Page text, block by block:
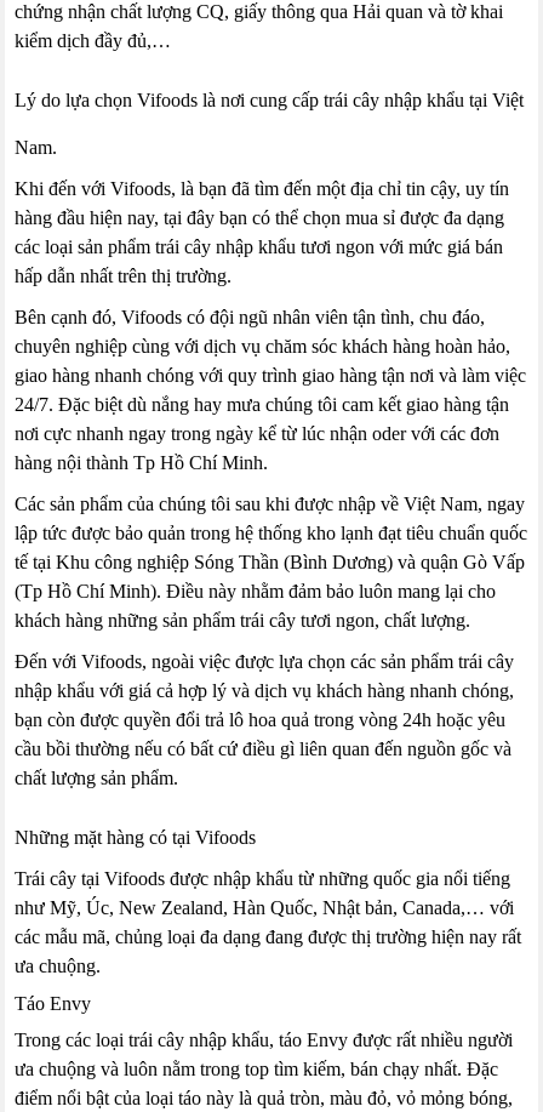
chứng nhận chất lượng CQ, giấy thông qua Hải quan và tờ khai
kiểm dịch đầy đủ,…
Lý do lựa chọn Vifoods là nơi cung cấp trái cây nhập khẩu tại Việt
Nam.
Khi đến với Vifoods, là bạn đã tìm đến một địa chỉ tin cậy, uy tín
hàng đầu hiện nay, tại đây bạn có thể chọn mua sỉ được đa dạng
các loại sản phẩm trái cây nhập khẩu tươi ngon với mức giá bán
hấp dẫn nhất trên thị trường.
Bên cạnh đó, Vifoods có đội ngũ nhân viên tận tình, chu đáo,
chuyên nghiệp cùng với dịch vụ chăm sóc khách hàng hoàn hảo,
giao hàng nhanh chóng với quy trình giao hàng tận nơi và làm việc
24/7. Đặc biệt dù nắng hay mưa chúng tôi cam kết giao hàng tận
nơi cực nhanh ngay trong ngày kể từ lúc nhận oder với các đơn
hàng nội thành Tp Hồ Chí Minh.
Các sản phẩm của chúng tôi sau khi được nhập về Việt Nam, ngay
lập tức được bảo quản trong hệ thống kho lạnh đạt tiêu chuẩn quốc
tế tại Khu công nghiệp Sóng Thần (Bình Dương) và quận Gò Vấp
(Tp Hồ Chí Minh). Điều này nhằm đảm bảo luôn mang lại cho
khách hàng những sản phẩm trái cây tươi ngon, chất lượng.
Đến với Vifoods, ngoài việc được lựa chọn các sản phẩm trái cây
nhập khẩu với giá cả hợp lý và dịch vụ khách hàng nhanh chóng,
bạn còn được quyền đổi trả lô hoa quả trong vòng 24h hoặc yêu
cầu bồi thường nếu có bất cứ điều gì liên quan đến nguồn gốc và
chất lượng sản phẩm.
Những mặt hàng có tại Vifoods
Trái cây tại Vifoods được nhập khẩu từ những quốc gia nổi tiếng
như Mỹ, Úc, New Zealand, Hàn Quốc, Nhật bản, Canada,… với
các mẫu mã, chủng loại đa dạng đang được thị trường hiện nay rất
ưa chuộng.
Táo Envy
Trong các loại trái cây nhập khẩu, táo Envy được rất nhiều người
ưa chuộng và luôn nằm trong top tìm kiếm, bán chạy nhất. Đặc
điểm nổi bật của loại táo này là quả tròn, màu đỏ, vỏ mỏng bóng,